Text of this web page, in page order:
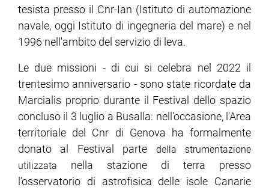
tesista presso il Cnr-Ian (Istituto di automazione
navale, oggi Istituto di ingegneria del mare) e nel
1996 nell'ambito del servizio di leva.
Le due missioni - di cui si celebra nel 2022 il
trentesimo anniversario - sono state ricordate da
Marcialis proprio durante il Festival dello spazio
concluso il 3 luglio a Busalla: nell'occasione, l'Area
territoriale del Cnr di Genova ha formalmente
donato al Festival parte della strumentazione
utilizzata nella stazione di terra presso
l’osservatorio di astrofisica delle isole Canarie